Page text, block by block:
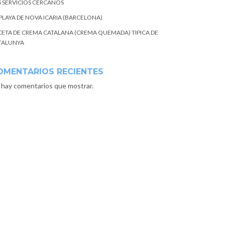
SERVICIOS CERCANOS
DE NOVA ICARIA (BARCELONA)
DE CREMA CATALANA (CREMA QUEMADA) TIPICA DE
RECIENTES
comentarios que mostrar.